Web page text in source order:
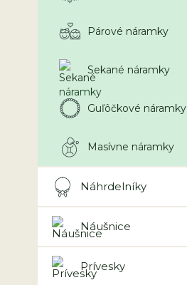
Párové náramky
Sekané náramky
Guľôčkové náramky
Masívne náramky
Náhrdelníky
Náušnice
Prívesky